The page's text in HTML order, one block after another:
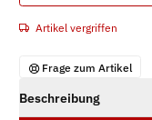
Artikel vergriffen
Frage zum Artikel
Beschreibung